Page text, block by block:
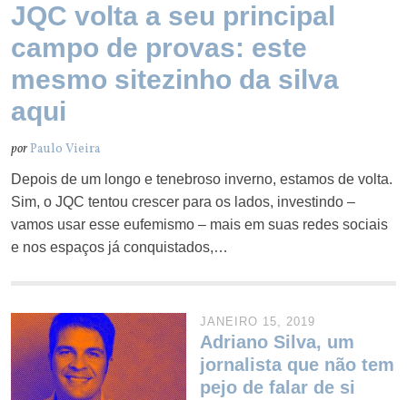
JQC volta a seu principal
campo de provas: este
mesmo sitezinho da silva
aqui
porPaulo Vieira
Depois de um longo e tenebroso inverno, estamos de volta.
Sim, o JQC tentou crescer para os lados, investindo –
vamos usar esse eufemismo – mais em suas redes sociais
e nos espaços já conquistados,…
JANEIRO 15, 2019
Adriano Silva, um
jornalista que não tem
pejo de falar de si